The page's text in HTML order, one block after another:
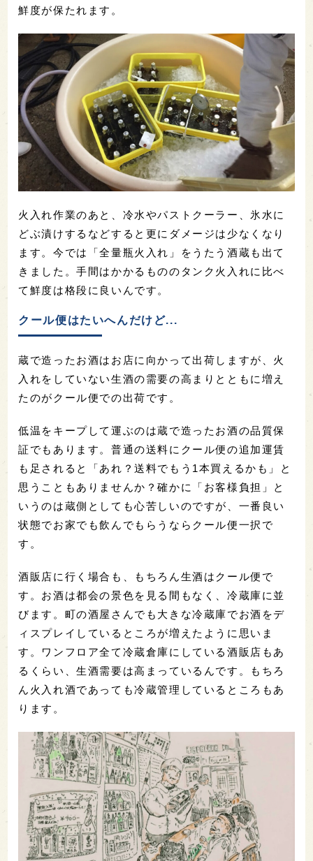
鮮度が保たれます。
火入れ作業のあと、冷水やパストクーラー、氷水に
どぶ漬けするなどすると更にダメージは少なくなり
ます。今では「全量瓶火入れ」をうたう酒蔵も出て
きました。手間はかかるもののタンク火入れに比べ
て鮮度は格段に良いんです。
クール便はたいへんだけど...
蔵で造ったお酒はお店に向かって出荷しますが、火
入れをしていない生酒の需要の高まりとともに増え
たのがクール便での出荷です。
低温をキープして運ぶのは蔵で造ったお酒の品質保
証でもあります。普通の送料にクール便の追加運賃
も足されると「あれ？送料でもう1本買えるかも」と
思うこともありませんか？確かに「お客様負担」と
いうのは蔵側としても心苦しいのですが、一番良い
状態でお家でも飲んでもらうならクール便一択で
す。
酒販店に行く場合も、もちろん生酒はクール便で
す。お酒は都会の景色を見る間もなく、冷蔵庫に並
びます。町の酒屋さんでも大きな冷蔵庫でお酒をデ
ィスプレイしているところが増えたように思いま
す。ワンフロア全て冷蔵倉庫にしている酒販店もあ
るくらい、生酒需要は高まっているんです。もちろ
ん火入れ酒であっても冷蔵管理しているところもあ
ります。